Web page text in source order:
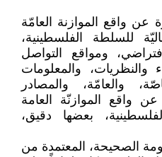
عن واقع الموازنة العامّة
للسلطة الفلسطينية،
ومواقع التواصل
والنظريات، والمعلومات
والعامّة، والمصادر
عن واقع الموازنّة العامة
بعضها دقيق،
الصحيحة، المعتمدة من